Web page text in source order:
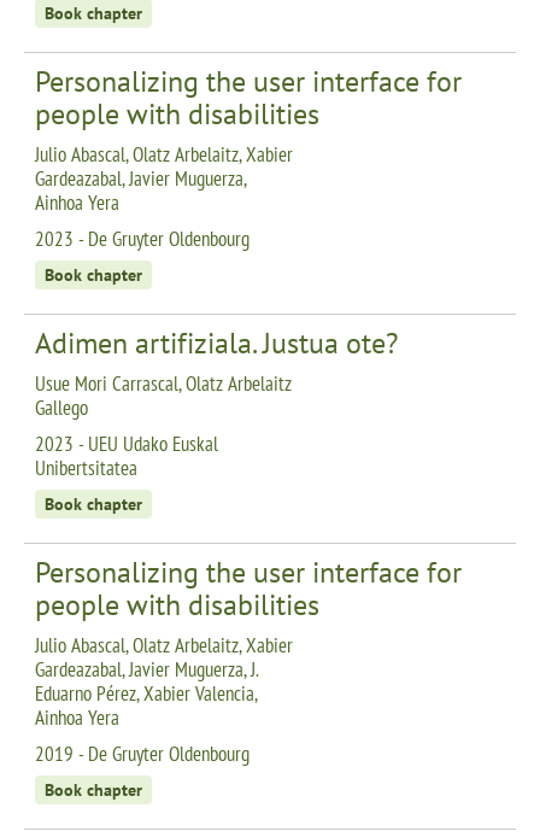
Book chapter
Personalizing the user interface for
people with disabilities
Julio Abascal, Olatz Arbelaitz, Xabier
Gardeazabal, Javier Muguerza,
Ainhoa Yera
2023 - De Gruyter Oldenbourg
Book chapter
Adimen artifiziala. Justua ote?
Usue Mori Carrascal, Olatz Arbelaitz
Gallego
2023 - UEU Udako Euskal
Unibertsitatea
Book chapter
Personalizing the user interface for
people with disabilities
Julio Abascal, Olatz Arbelaitz, Xabier
Gardeazabal, Javier Muguerza, J.
Eduarno Pérez, Xabier Valencia,
Ainhoa Yera
2019 - De Gruyter Oldenbourg
Book chapter